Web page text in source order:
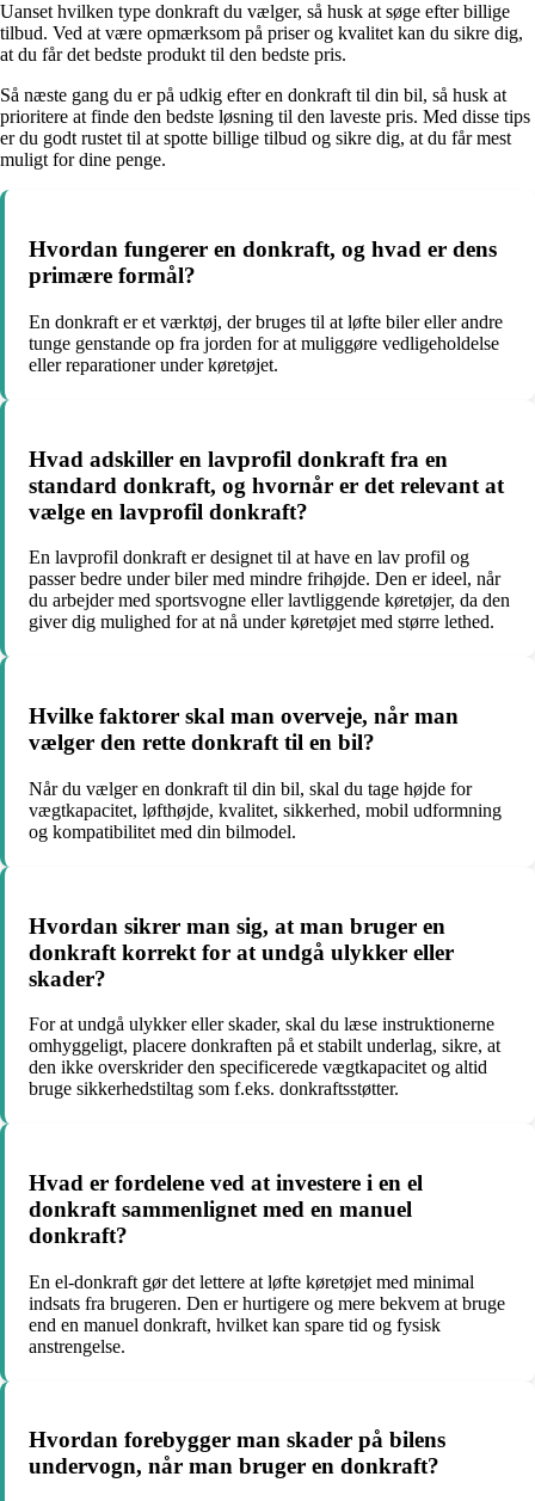
Uanset hvilken type donkraft du vælger, så husk at søge efter billige
tilbud. Ved at være opmærksom på priser og kvalitet kan du sikre dig,
at du får det bedste produkt til den bedste pris.
Så næste gang du er på udkig efter en donkraft til din bil, så husk at
prioritere at finde den bedste løsning til den laveste pris. Med disse tips
er du godt rustet til at spotte billige tilbud og sikre dig, at du får mest
muligt for dine penge.
Hvordan fungerer en donkraft, og hvad er dens
primære formål?
En donkraft er et værktøj, der bruges til at løfte biler eller andre
tunge genstande op fra jorden for at muliggøre vedligeholdelse
eller reparationer under køretøjet.
Hvad adskiller en lavprofil donkraft fra en
standard donkraft, og hvornår er det relevant at
vælge en lavprofil donkraft?
En lavprofil donkraft er designet til at have en lav profil og
passer bedre under biler med mindre frihøjde. Den er ideel, når
du arbejder med sportsvogne eller lavtliggende køretøjer, da den
giver dig mulighed for at nå under køretøjet med større lethed.
Hvilke faktorer skal man overveje, når man
vælger den rette donkraft til en bil?
Når du vælger en donkraft til din bil, skal du tage højde for
vægtkapacitet, løfthøjde, kvalitet, sikkerhed, mobil udformning
og kompatibilitet med din bilmodel.
Hvordan sikrer man sig, at man bruger en
donkraft korrekt for at undgå ulykker eller
skader?
For at undgå ulykker eller skader, skal du læse instruktionerne
omhyggeligt, placere donkraften på et stabilt underlag, sikre, at
den ikke overskrider den specificerede vægtkapacitet og altid
bruge sikkerhedstiltag som f.eks. donkraftsstøtter.
Hvad er fordelene ved at investere i en el
donkraft sammenlignet med en manuel
donkraft?
En el-donkraft gør det lettere at løfte køretøjet med minimal
indsats fra brugeren. Den er hurtigere og mere bekvem at bruge
end en manuel donkraft, hvilket kan spare tid og fysisk
anstrengelse.
Hvordan forebygger man skader på bilens
undervogn, når man bruger en donkraft?